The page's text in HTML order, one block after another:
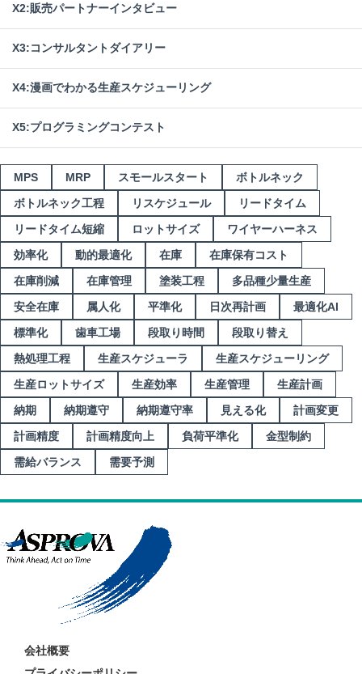
X2:販売パートナーインタビュー
X3:コンサルタントダイアリー
X4:漫画でわかる生産スケジューリング
X5:プログラミングコンテスト
MPS MRP スモールスタート
ボトルネック
ボトルネック工程
リスケジュール
リードタイム
リードタイム短縮
ロットサイズ
ワイヤーハーネス
効率化
動的最適化 在庫
在庫保有コスト
在庫削減
在庫管理 塗装工程
多品種少量生産
安全在庫
属人化 平準化 日次再計画
最適化AI
標準化
歯車工場 段取り時間
段取り替え
熱処理工程
生産スケジューラ
生産スケジューリング
生産ロットサイズ
生産効率 生産管理
生産計画
納期
納期遵守 納期遵守率 見える化
計画変更
計画精度
計画精度向上 負荷平準化
金型制約
需給バランス
需要予測
会社概要